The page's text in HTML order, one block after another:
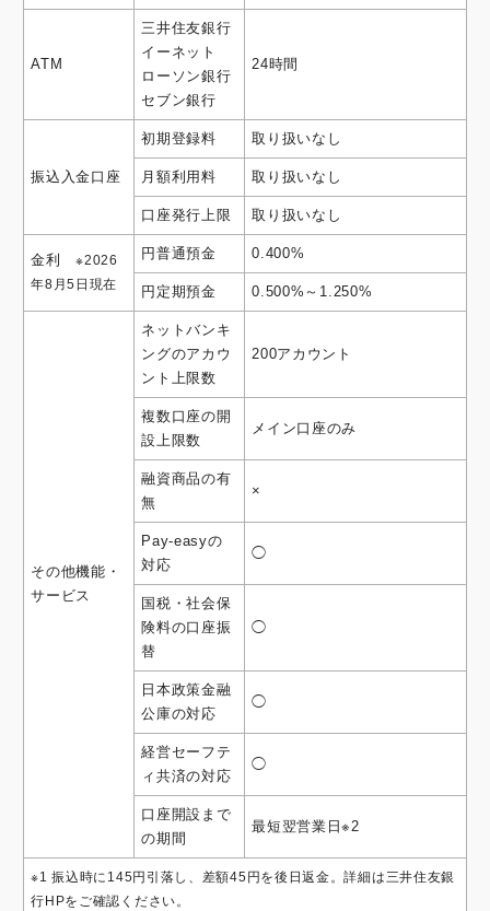
ATM
三井住友銀行
イーネット
ローソン銀行
セブン銀行
24時間
振込入金口座
初期登録料 取り扱いなし
月額利用料 取り扱いなし
口座発行上限 取り扱いなし
金利※2026
年8月5日現在
円普通預金 0.400%
円定期預金 0.500%～1.250%
その他機能・
サービス
ネットバンキ
ングのアカウ
ント上限数
200アカウント
複数口座の開
設上限数
メイン口座のみ
融資商品の有
無
×
Pay-easyの
対応
◯
国税・社会保
険料の口座振
替
◯
日本政策金融
公庫の対応
◯
経営セーフテ
ィ共済の対応
◯
口座開設まで
の期間
最短翌営業日※2
※1 振込時に145円引落し、差額45円を後日返金。詳細は三井住友銀
行HPをご確認ください。